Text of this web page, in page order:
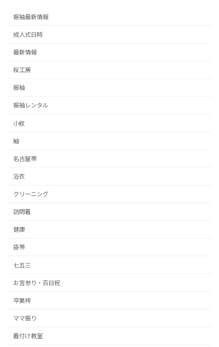
振袖最新情報
成人式日時
最新情報
桜工房
振袖
振袖レンタル
小紋
紬
名古屋帯
浴衣
クリーニング
訪問着
健康
袋帯
七五三
お宮参り・百日祝
卒業袴
ママ振り
着付け教室